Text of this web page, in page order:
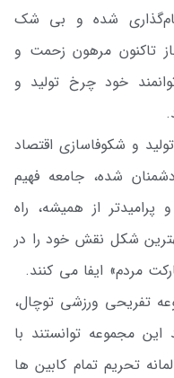
شده و بی شک
تاکنون مرهون زحمت و
خود چرخ تولید و
و شکوفاسازی اقتصاد
شده، جامعه فهیم
از همیشه، راه
شکل نقش خود را در
مردم» ایفا می کنند.
تفریحی ورزشی توچال،
مجموعه توانستند با
تحریم تمام کابین ها